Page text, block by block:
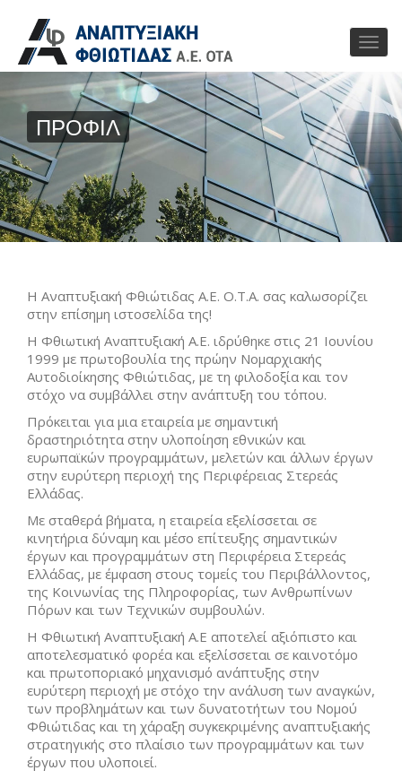
ΠΡΟΦΙΛ
Η Αναπτυξιακή Φθιώτιδας Α.Ε. Ο.Τ.Α. σας καλωσορίζει
στην επίσημη ιστοσελίδα της!
Η Φθιωτική Αναπτυξιακή Α.Ε. ιδρύθηκε στις 21 Ιουνίου
1999 με πρωτοβουλία της πρώην Νομαρχιακής
Αυτοδιοίκησης Φθιώτιδας, με τη φιλοδοξία και τον
στόχο να συμβάλλει στην ανάπτυξη του τόπου.
Πρόκειται για μια εταιρεία με σημαντική
δραστηριότητα στην υλοποίηση εθνικών και
ευρωπαϊκών προγραμμάτων, μελετών και άλλων έργων
στην ευρύτερη περιοχή της Περιφέρειας Στερεάς
Ελλάδας.
Με σταθερά βήματα, η εταιρεία εξελίσσεται σε
κινητήρια δύναμη και μέσο επίτευξης σημαντικών
έργων και προγραμμάτων στη Περιφέρεια Στερεάς
Ελλάδας, με έμφαση στους τομείς του Περιβάλλοντος,
της Κοινωνίας της Πληροφορίας, των Ανθρωπίνων
Πόρων και των Τεχνικών συμβουλών.
Η Φθιωτική Αναπτυξιακή Α.Ε αποτελεί αξιόπιστο και
αποτελεσματικό φορέα και εξελίσσεται σε καινοτόμο
και πρωτοποριακό μηχανισμό ανάπτυξης στην
ευρύτερη περιοχή με στόχο την ανάλυση των αναγκών,
των προβλημάτων και των δυνατοτήτων του Νομού
Φθιώτιδας και τη χάραξη συγκεκριμένης αναπτυξιακής
στρατηγικής στο πλαίσιο των προγραμμάτων και των
έργων που υλοποιεί.